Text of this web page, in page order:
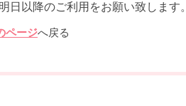
日以降のご利用をお願い致します
ページへ戻る